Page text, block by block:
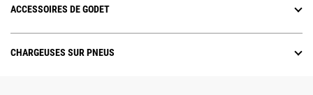
ACCESSOIRES DE GODET
CHARGEUSES SUR PNEUS